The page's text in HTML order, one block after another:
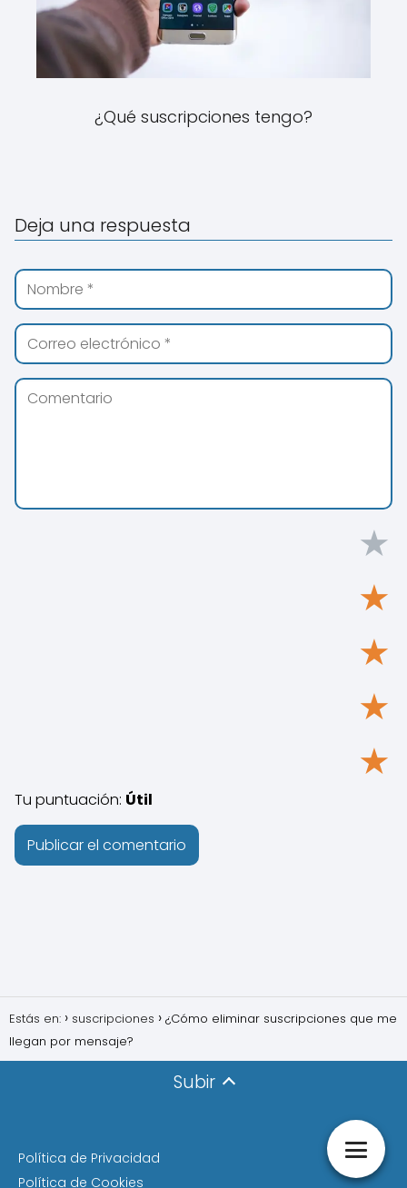
¿Qué suscripciones tengo?
Deja una respuesta
★
★
★
★
★
Tu puntuación: Útil
Estás en: suscripciones
¿Cómo eliminar suscripciones que me
llegan por mensaje?
Subir
Política de Privacidad
Política de Cookies